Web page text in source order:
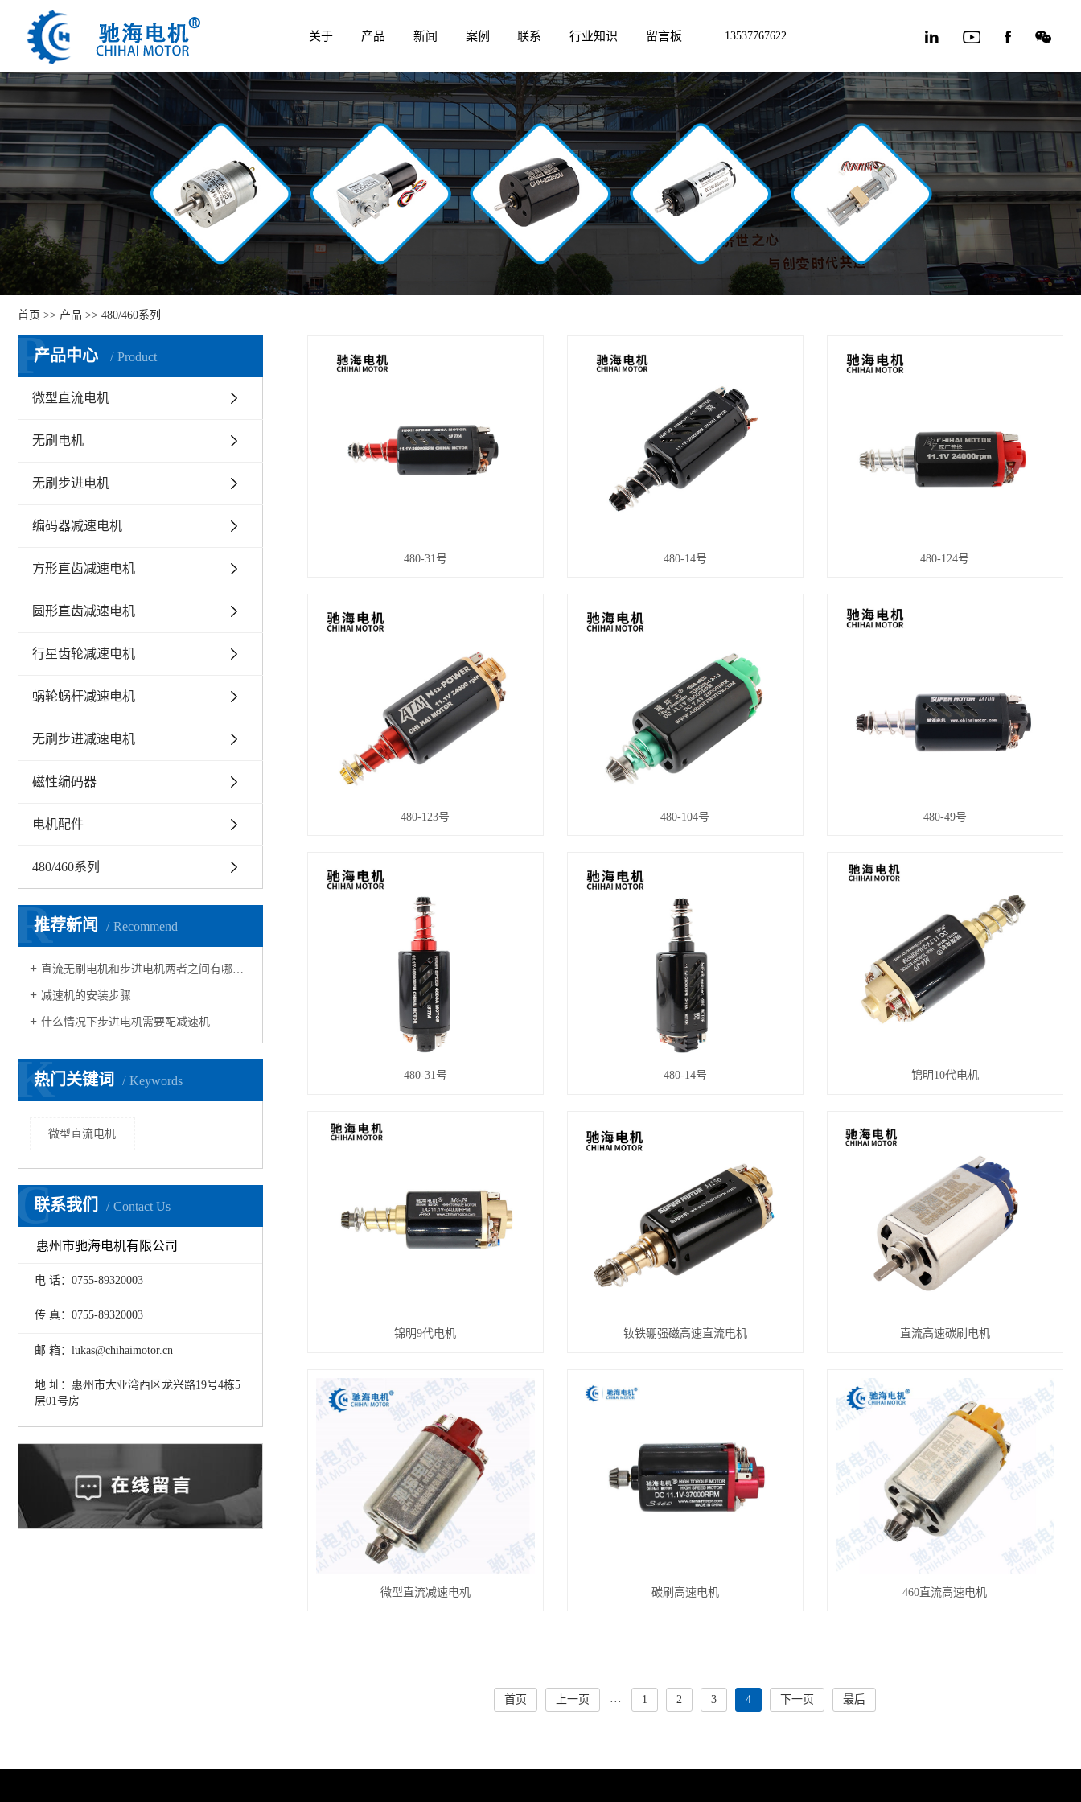
关于 产品 新闻 案例 联系 行业知识 留言板 13537767622
首页 >> 产品 >> 480/460系列
产品中心 Product
P
微型直流电机
无刷电机
无刷步进电机
编码器减速电机
方形直齿减速电机
圆形直齿减速电机
行星齿轮减速电机
蜗轮蜗杆减速电机
无刷步进减速电机
磁性编码器
电机配件
480/460系列
推荐新闻 Recommend
R
直流无刷电机和步进电机两者之间有哪些区别
减速机的安装步骤
什么情况下步进电机需要配减速机 ​
热门关键词 Keywords
K
微型直流电机
联系我们 Contact Us
C
惠州市驰海电机有限公司
电 话：0755-89320003
传 真：0755-89320003
邮 箱：lukas@chihaimotor.cn
地 址：惠州市大亚湾西区龙兴路19号4栋5
层01号房
480-31号 480-14号 480-124号
480-123号 480-104号 480-49号
480-31号 480-14号 锦明10代电机
锦明9代电机 钕铁硼强磁高速直流电机 直流高速碳刷电机
微型直流减速电机 碳刷高速电机 460直流高速电机
首页 上一页 ··· 1 2 3 4 下一页 最后